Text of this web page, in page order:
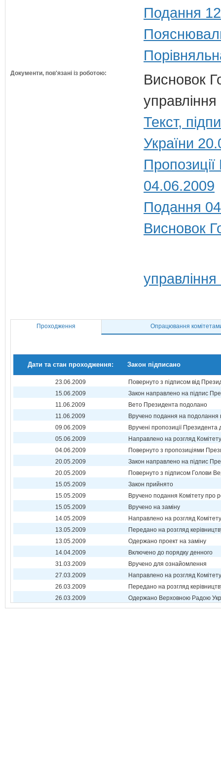
Подання
Документи, пов'язані із роботою:
Висновок
Текст,
України
04.06.2009
Подання
Висновок
Проходження Опрацювання
Дати та стан проходження: Закон підписано
23.06.2009
Повернуто з підписом від
15.06.2009
Закон направлено на підпис
11.06.2009
Вето Президента подолано
11.06.2009
Вручено подання на подолання
09.06.2009
Вручені пропозиції Президента
05.06.2009
Направлено на розгляд Комітету
04.06.2009
Повернуто з пропозиціями
20.05.2009
Закон направлено на підпис
20.05.2009
Повернуто з підписом Голови
15.05.2009
Закон прийнято
15.05.2009
Вручено подання Комітету про
15.05.2009
Вручено на заміну
14.05.2009
Направлено на розгляд Комітету
13.05.2009
Передано на розгляд
13.05.2009
Одержано проект на заміну
14.04.2009
Включено до порядку денного
31.03.2009
Вручено для ознайомлення
27.03.2009
Направлено на розгляд Комітету
26.03.2009
Передано на розгляд
26.03.2009
Одержано Верховною Радою